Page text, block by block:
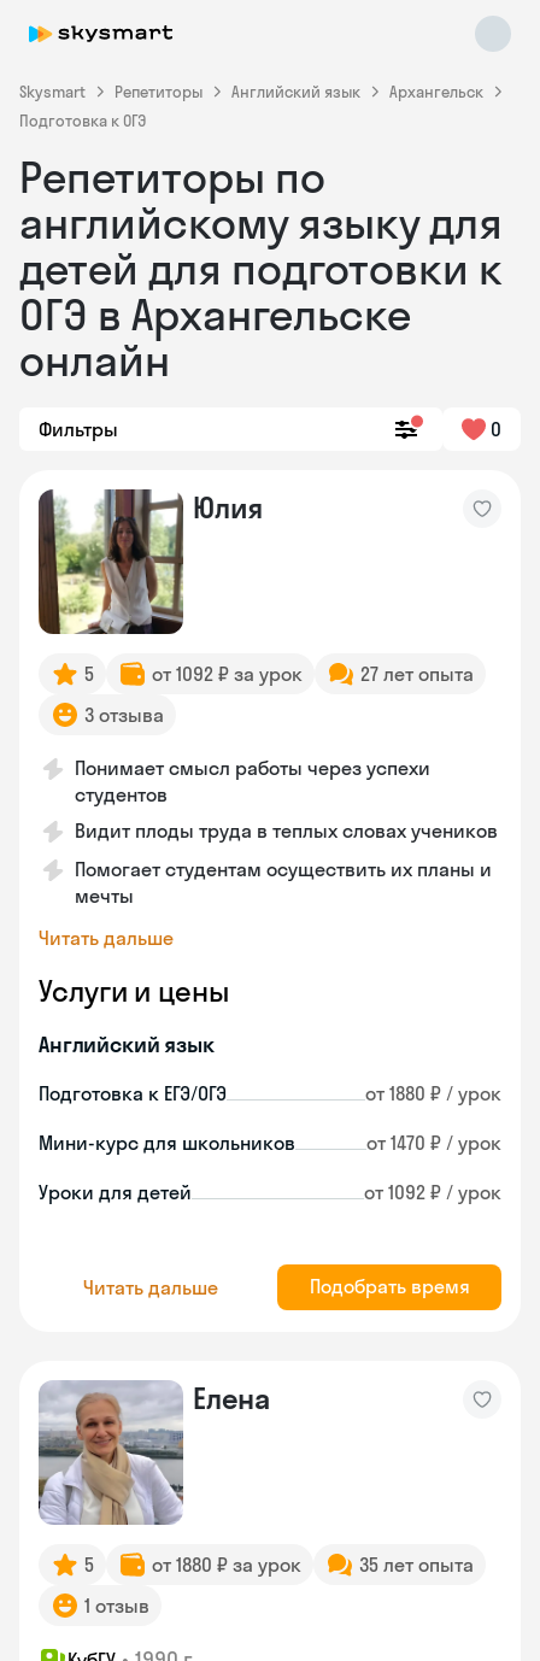
Skysmart Репетиторы Английский язык
Архангельск
Подготовка к ОГЭ
Репетиторы по
английскому языку для
детей для подготовки к
ОГЭ в Архангельске
онлайн
Фильтры 0
Юлия
5 от 1092 ₽ за урок
27 лет опыта
3 отзыва
Понимает смысл работы через успехи
студентов
Видит плоды труда в теплых словах учеников
Помогает студентам осуществить их планы и
мечты
Читать дальше
Услуги и цены
Английский язык
Подготовка к ЕГЭ/ОГЭ от 1880 ₽ / урок
Мини-курс для школьников от 1470 ₽ / урок
Уроки для детей от 1092 ₽ / урок
Читать дальше Подобрать время
Елена
5 от 1880 ₽ за урок
35 лет опыта
1 отзыв
Skysmart Chat